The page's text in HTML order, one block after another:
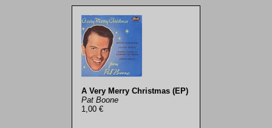
A Very Merry Christmas (EP)
Pat Boone
1,00 €